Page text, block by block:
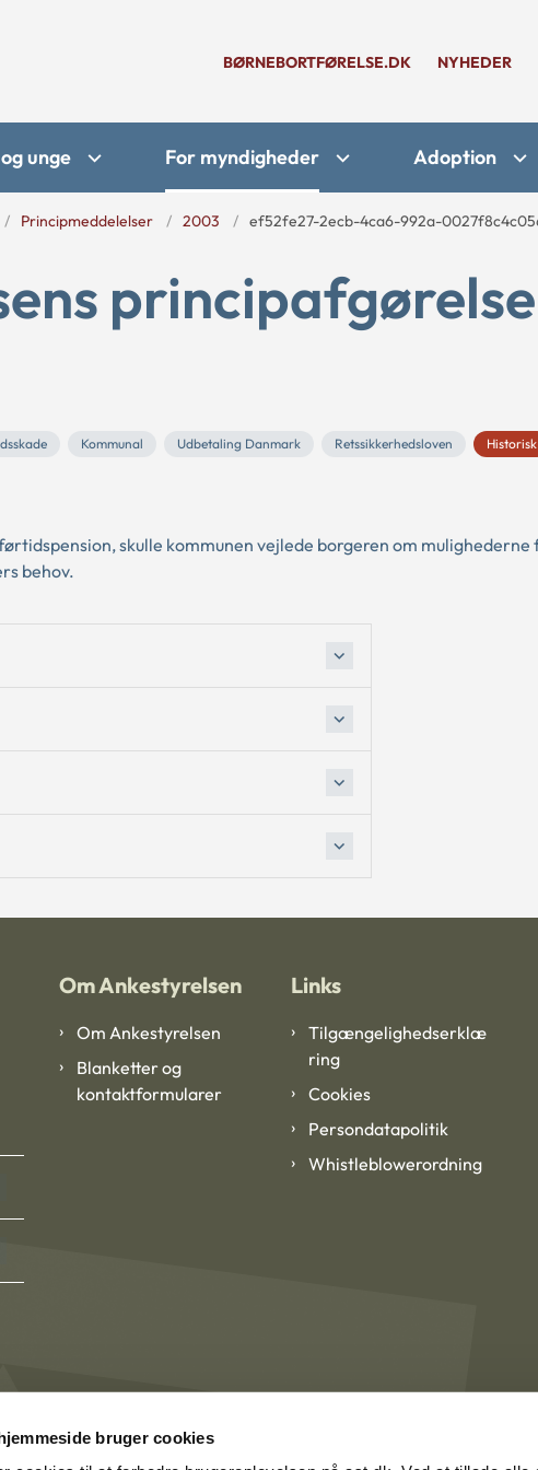
bruger cookies
BØRNEBORTFØRELSE.DK NYHEDER
unge For myndigheder Adoption
Principmeddelelser 2003 ef52fe27-2ecb-4ca6-992a-
Kommunal Udbetaling Danmark Retssikkerhedsloven Historisk
skulle kommunen vejlede borgeren om
behov.
Om Ankestyrelsen
Om Ankestyrelsen
Blanketter og
kontaktformularer
Links
Tilgængelighedserklæ
ring
Cookies
Persondatapolitik
Whistleblowerordning